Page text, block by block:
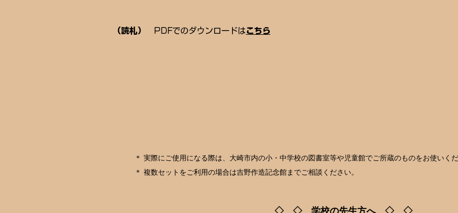
​（読札） PDFでのダウンロードはこちら
＊ 実際にご使用になる際は、大崎市内の小・中学校の図書室等や児童館でご所蔵のものをお使いく
＊ 複数セットをご利用の場合は吉野作造記念館までご相談ください。
◇ ◇ ​学校の先生方へ ◇ ◇